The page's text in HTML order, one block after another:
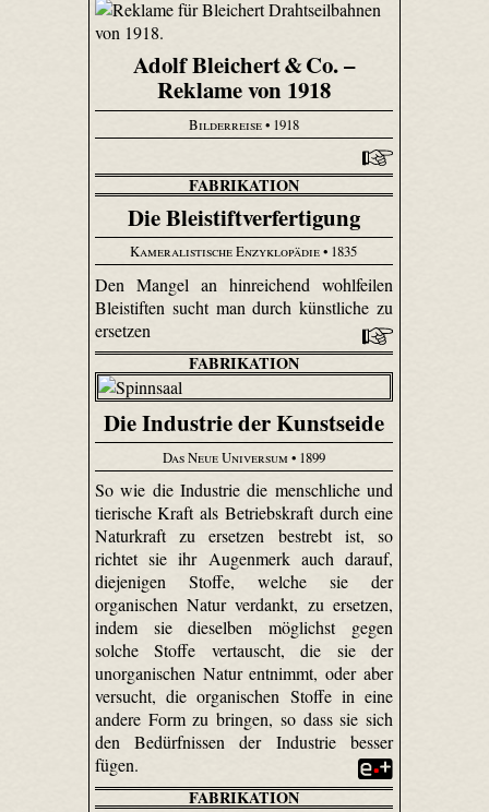
Adolf Bleichert & Co. –
Reklame von 1918
Bilderreise• 1918
FABRIKATION
Die Bleistiftverfertigung
Kameralistische Enzyklopädie• 1835
Den Mangel an hinreichend wohlfeilen
Bleistiften sucht man durch künstliche zu
ersetzen
FABRIKATION
Die Industrie der Kunstseide
Das Neue Universum • 1899
So wie die Industrie die menschliche und
tierische Kraft als Betriebskraft durch eine
Naturkraft zu ersetzen bestrebt ist, so
richtet sie ihr Augenmerk auch darauf,
diejenigen Stoffe, welche sie der
organischen Natur verdankt, zu ersetzen,
indem sie dieselben möglichst gegen
solche Stoffe vertauscht, die sie der
unorganischen Natur entnimmt, oder aber
versucht, die organischen Stoffe in eine
andere Form zu bringen, so dass sie sich
den Bedürfnissen der Industrie besser
fügen.
FABRIKATION